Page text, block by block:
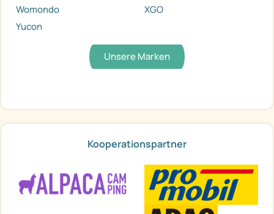
Womondo
XGO
Yucon
Unsere Marken
Kooperationspartner